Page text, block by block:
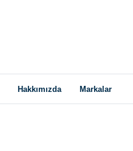
Hakkımızda Markalar